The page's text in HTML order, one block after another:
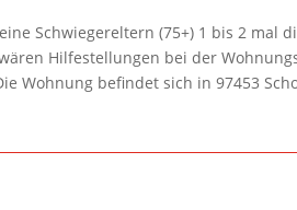
Schwiegereltern (75+) 1 bis 2 mal
Hilfestellungen bei der
Wohnung befindet sich in 97453